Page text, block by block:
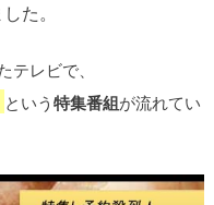
た。
テレビで、
という 特集番組が流れてい